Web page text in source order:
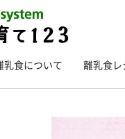
乳食について 離乳食レ